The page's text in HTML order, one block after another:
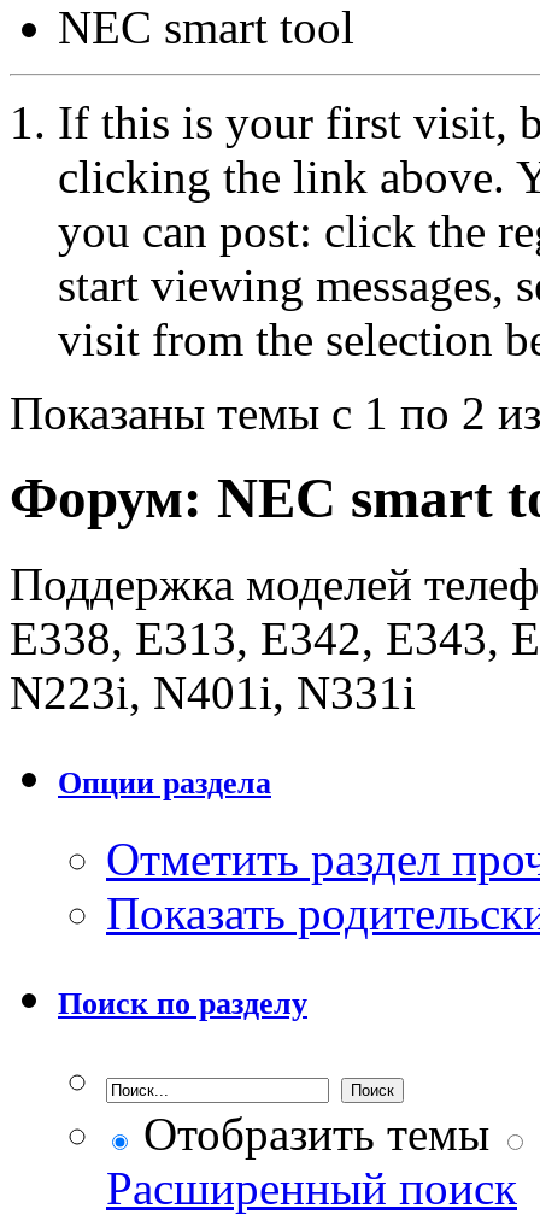
NEC smart tool
If this is your first visit,
clicking the link above.
you can post: click the
start viewing messages,
visit from the selection
Показаны темы с 1 по 2
Форум: NEC smart
Поддержка моделей
E338, E313, E342, E343,
N223i, N401i, N331i
Опции раздела
Отметить раздел
Показать
Поиск по разделу
Отобразить темы
Расширенный поиск